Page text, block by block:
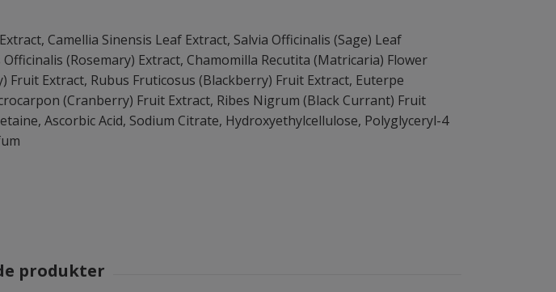
Camellia Sinensis Leaf Extract, Salvia Officinalis (Sage) Leaf
(Rosemary) Extract, Chamomilla Recutita (Matricaria) Flower
Extract, Rubus Fruticosus (Blackberry) Fruit Extract, Euterpe
(Cranberry) Fruit Extract, Ribes Nigrum (Black Currant) Fruit
Ascorbic Acid, Sodium Citrate, Hydroxyethylcellulose, Polyglyceryl-4